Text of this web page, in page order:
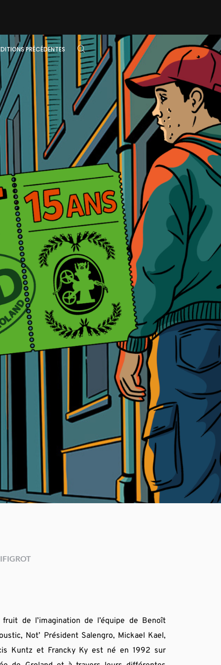
PRÉCÉDENTES
de l’imagination de l’équipe de Benoît
Not’ Président Salengro, Mickael Kael,
Kuntz et Francky Ky est né en 1992 sur